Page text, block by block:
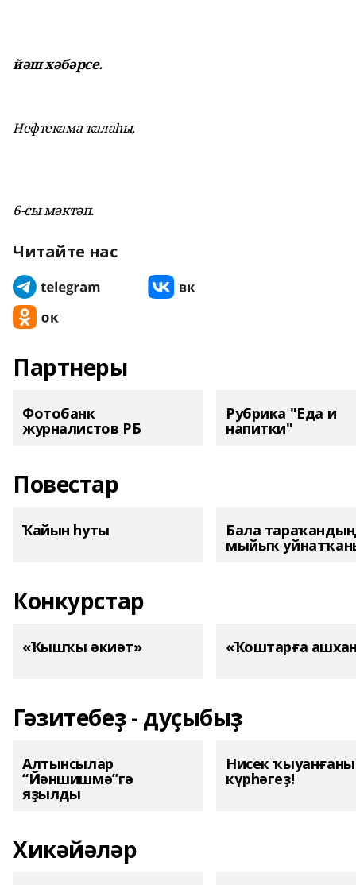
йәш хәбәрсе.
Нефтекама ҡалаһы,
6-сы мәктәп.
Читайте нас
Партнеры
Фотобанк
журналистов РБ
Рубрика "Еда и
напитки"
Повестар
Ҡайын һуты Бала тараҡандың
мыйыҡ
Конкурстар
«Ҡышҡы әкиәт» «Ҡоштарға
Гәзитебеҙ - дуҫыбыҙ
Алтынсылар
“Йәншишмә”гә
яҙылды
Нисек
күрһәгеҙ!
Хикәйәләр